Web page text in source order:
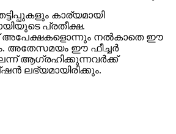
കാര്യമായി
പ്രതീക്ഷ.
അപേക്ഷകളൊന്നും നല്‍കാതെ ഈ
അതേസമയം ഈ ഫീച്ചര്‍
ആഗ്രഹിക്കുന്നവര്‍ക്ക്
ലഭ്യമായിരിക്കും.